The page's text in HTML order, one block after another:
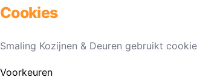
Cookies
Smaling Kozijnen & Deuren gebruikt
Voorkeuren